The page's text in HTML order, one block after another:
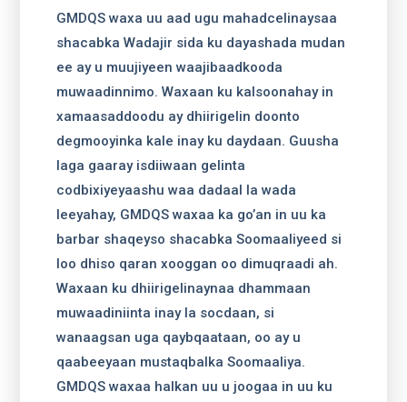
GMDQS waxa uu aad ugu mahadcelinaysaa
shacabka Wadajir sida ku dayashada mudan
ee ay u muujiyeen waajibaadkooda
muwaadinnimo. Waxaan ku kalsoonahay in
xamaasaddoodu ay dhiirigelin doonto
degmooyinka kale inay ku daydaan. Guusha
laga gaaray isdiiwaan gelinta
codbixiyeyaashu waa dadaal la wada
leeyahay, GMDQS waxaa ka go’an in uu ka
barbar shaqeyso shacabka Soomaaliyeed si
loo dhiso qaran xooggan oo dimuqraadi ah.
Waxaan ku dhiirigelinaynaa dhammaan
muwaadiniinta inay la socdaan, si
wanaagsan uga qaybqaataan, oo ay u
qaabeeyaan mustaqbalka Soomaaliya.
GMDQS waxaa halkan uu u joogaa in uu ku